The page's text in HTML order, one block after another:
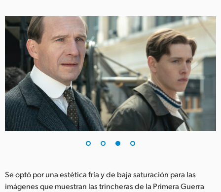
Se optó por una estética fría y de baja saturación para las
imágenes que muestran las trincheras de la Primera Guerra